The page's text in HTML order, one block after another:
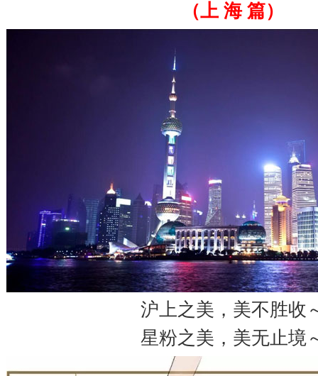
（上 海 篇）
沪上之美，美不胜收
星粉之美，美无止境